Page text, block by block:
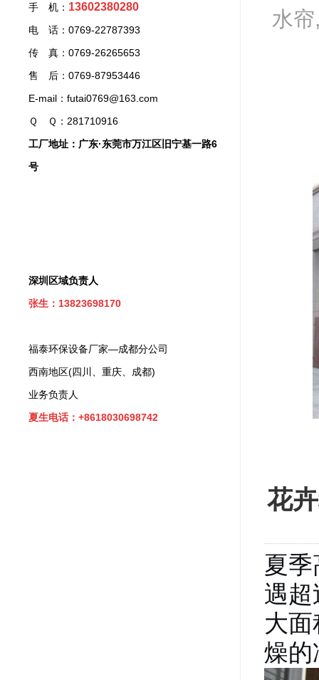
水
花
夏
遇
大
燥的
手 机： 13602380280
电 话：0769-22787393
传 真：0769-26265653
售 后：0769-87953446
E-mail：futai0769@163.com
Ｑ Ｑ：281710916
工厂地址：广东·东莞市万江区旧宁基一路6
号
深圳区域负责人
张生：13823698170
福泰环保设备厂家—成都分公司
西南地区(四川、重庆、成都)
业务负责人
夏生电话：+8618030698742